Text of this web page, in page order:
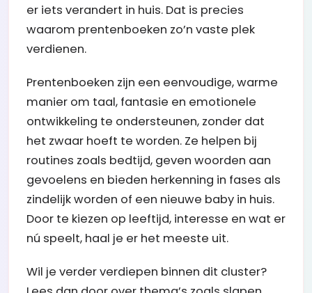
er iets verandert in huis. Dat is precies
waarom prentenboeken zo’n vaste plek
verdienen.
Prentenboeken zijn een eenvoudige, warme
manier om taal, fantasie en emotionele
ontwikkeling te ondersteunen, zonder dat
het zwaar hoeft te worden. Ze helpen bij
routines zoals bedtijd, geven woorden aan
gevoelens en bieden herkenning in fases als
zindelijk worden of een nieuwe baby in huis.
Door te kiezen op leeftijd, interesse en wat er
nú speelt, haal je er het meeste uit.
Wil je verder verdiepen binnen dit cluster?